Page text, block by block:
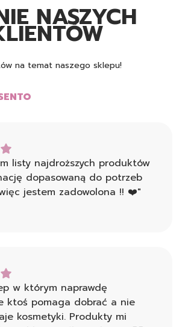
NASZYCH
na temat naszego sklepu!
5
listy najdroższych produktów
dopasowaną do potrzeb
jestem zadowolona !! ❤️"
5
w którym naprawdę
ktoś pomaga dobrać a nie
kosmetyki. Produkty mi